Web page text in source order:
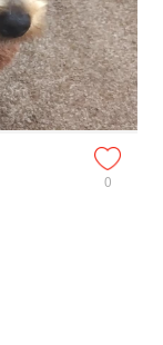
0